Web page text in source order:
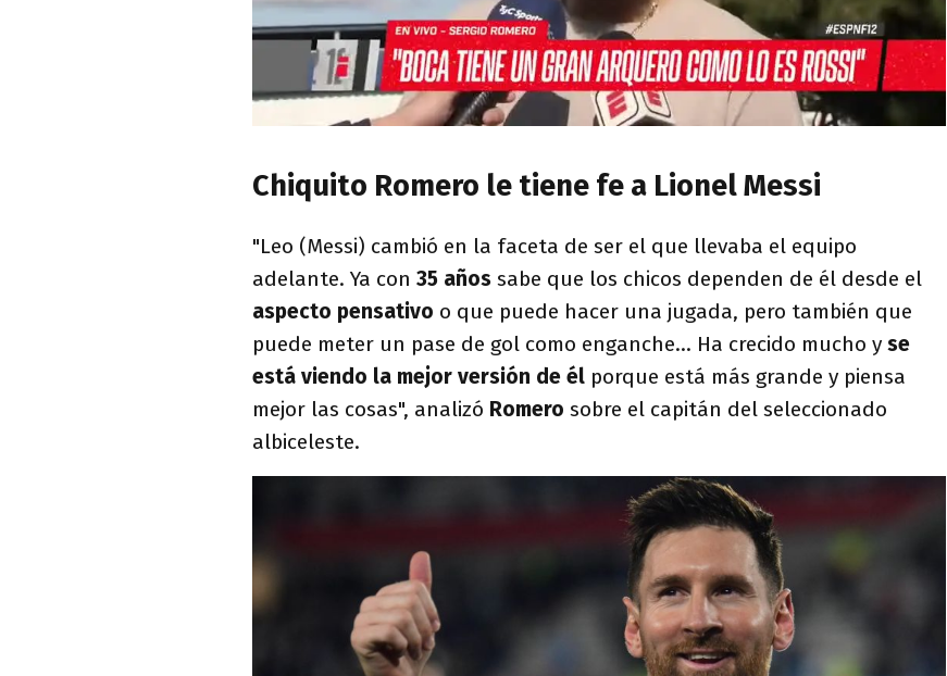
Chiquito Romero le tiene fe a Lionel Messi
"Leo (Messi) cambió en la faceta de ser el que llevaba el equipo
adelante. Ya con 35 años sabe que los chicos dependen de él desde el
aspecto pensativo o que puede hacer una jugada, pero también que
puede meter un pase de gol como enganche... Ha crecido mucho y se
está viendo la mejor versión de él porque está más grande y piensa
mejor las cosas", analizó Romero sobre el capitán del seleccionado
albiceleste.